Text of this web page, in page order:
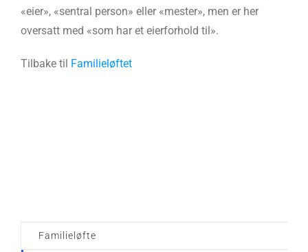
«eier», «sentral person» eller «mester», men er her
oversatt med «som har et eierforhold til».
Tilbake til Familieløftet
Familieløfte